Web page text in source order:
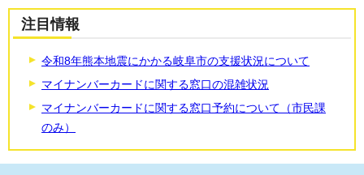
注目情報
令和8年熊本地震にかかる岐阜市の支援状況について
マイナンバーカードに関する窓口の混雑状況
マイナンバーカードに関する窓口予約について（市民課
のみ）